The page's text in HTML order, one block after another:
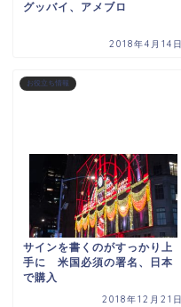
グッバイ、アメブロ
2018年4月14日
お役立ち情報
サインを書くのがすっかり上
手に 米国必須の署名、日本
で購入
2018年12月21日